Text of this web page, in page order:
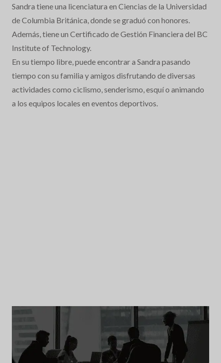
Sandra tiene una licenciatura en Ciencias de la Universidad
de Columbia Británica, donde se graduó con honores.
Además, tiene un Certificado de Gestión Financiera del BC
Institute of Technology.
En su tiempo libre, puede encontrar a Sandra pasando
tiempo con su familia y amigos disfrutando de diversas
actividades como ciclismo, senderismo, esquí o animando
a los equipos locales en eventos deportivos.